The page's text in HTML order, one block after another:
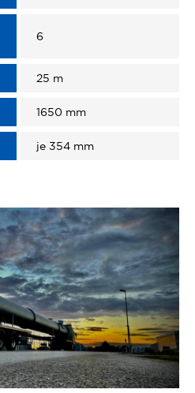
6
25 m
1650 mm
je 354 mm